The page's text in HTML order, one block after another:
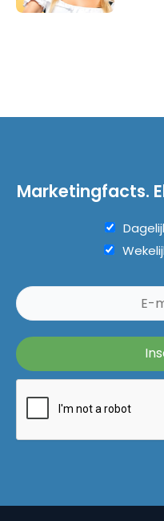
Marketingfacts.